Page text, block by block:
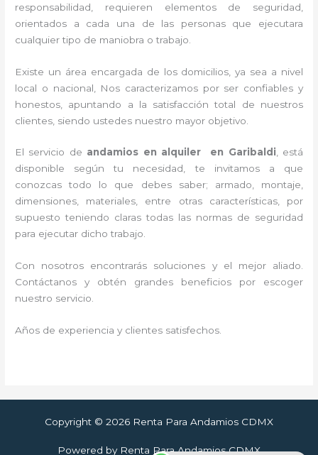
responsabilidad, requieren elementos de seguridad,
orientados a cada una de las personas que ejecutara
cualquier tipo de maniobra o trabajo.
Existe un área encargada de los domicilios, ya sea a nivel
local o nacional, Nos caracterizamos por ser confiables y
honestos, apuntando a la satisfacción total de nuestros
clientes, siendo ustedes nuestro mayor objetivo.
El servicio de andamios en alquiler en Garibaldi, está
disponible según tu necesidad, te invitamos a que
conozcas todo lo que debes saber; armado, montaje,
dimensiones, materiales, entre otras características, por
supuesto teniendo claras todas las normas de seguridad
para ejecutar dicho trabajo.
Con nosotros encontrarás soluciones y el mejor aliado.
Contáctanos y obtén grandes beneficios por escoger
nuestro servicio.
Años de experiencia y clientes satisfechos.
Copyright © 2026 Renta Para Andamios CDMX
Powered by Renta Para Andamios CDMX